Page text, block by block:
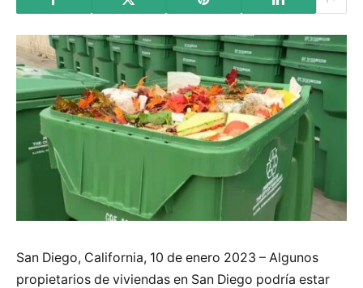
San Diego, California, 10 de enero 2023 – Algunos
propietarios de viviendas en San Diego podría estar